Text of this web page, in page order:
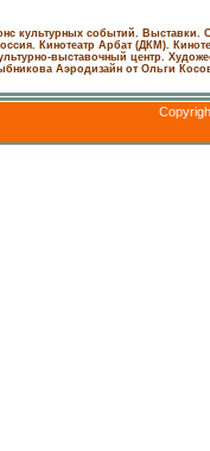
культурных событий. Выставки.
Кинотеатр Арбат (ДКМ).
выставочный центр.
Аэродизайн от Ольги